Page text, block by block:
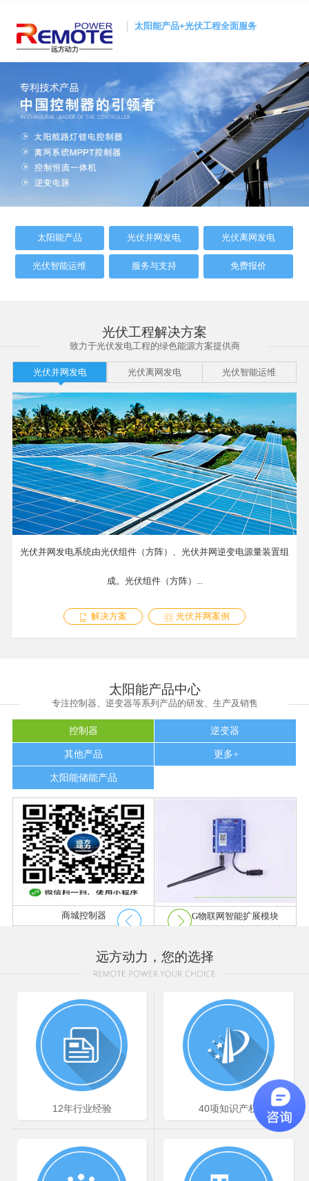
太阳能产品+光伏工程全面服务
太阳能产品 光伏并网发电 光伏离网发电
光伏智能运维 服务与支持 免费报价
光伏工程解决方案
致力于光伏发电工程的绿色能源方案提供商
光伏并网发电 光伏离网发电 光伏智能运维
光伏并网发电系统由光伏组件（方阵）、光伏并网逆变电源量装置组
成。光伏组件（方阵）...
解决方案 光伏并网案例
太阳能产品中心
专注控制器、逆变器等系列产品的研发、生产及销售
更多+
控制器 逆变器
其他产品 太阳能智慧路灯
太阳能储能产品
商城控制器 RC-4G物联网智能扩展模块
ST1000市电切换逆变器 ST1500市电切换逆变器
远方动力，您的选择
12年行业经验 40项知识产权